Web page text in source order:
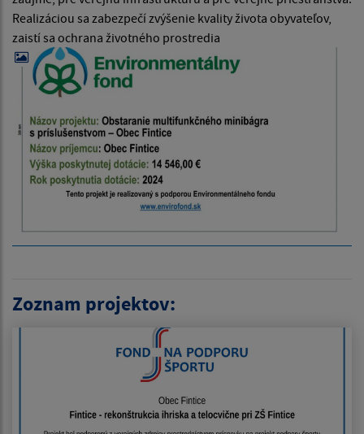
Realizáciou sa zabezpečí zvýšenie kvality života obyvateľov,
zaistí sa ochrana životného prostredia
Zoznam projektov: